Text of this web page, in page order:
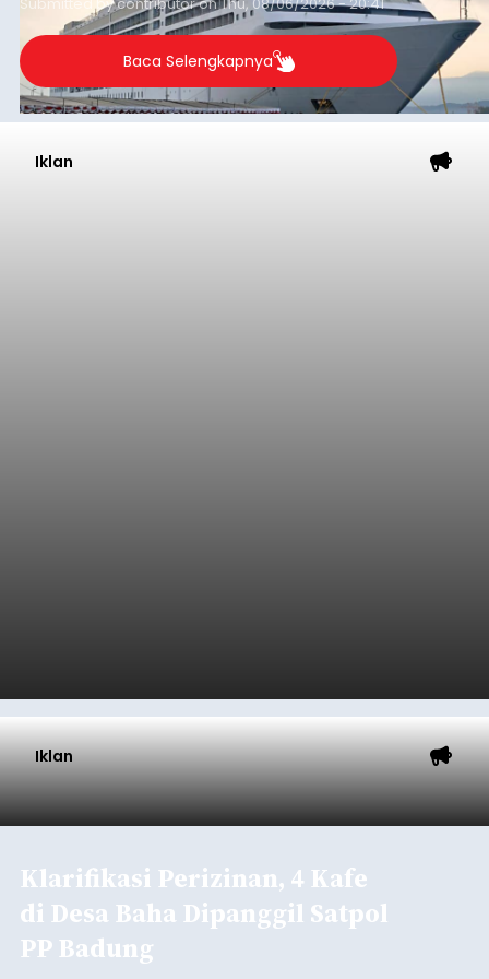
Submitted bycontributoronThu, 08/06/2026 - 20:41
Baca Selengkapnya
Iklan
Iklan
Klarifikasi Perizinan, 4 Kafe
di Desa Baha Dipanggil Satpol
PP Badung